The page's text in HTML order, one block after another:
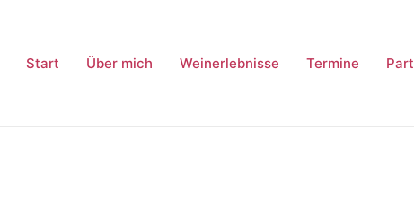
Start Über mich Weinerlebnisse Termine